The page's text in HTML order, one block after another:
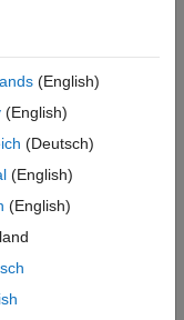
ます。
(English)
(English)
(Deutsch)
(English)
(English)